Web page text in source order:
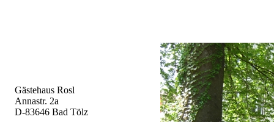
Gästehaus Rosl
Annastr. 2a
D-83646 Bad Tölz